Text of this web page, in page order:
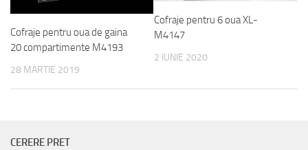
Cofraje pentru oua de gaina
20 compartimente M4193
28 MARTIE 2019
Cofraje pentru 6 oua XL-
M4147
2 IUNIE 2020
CERERE PRET